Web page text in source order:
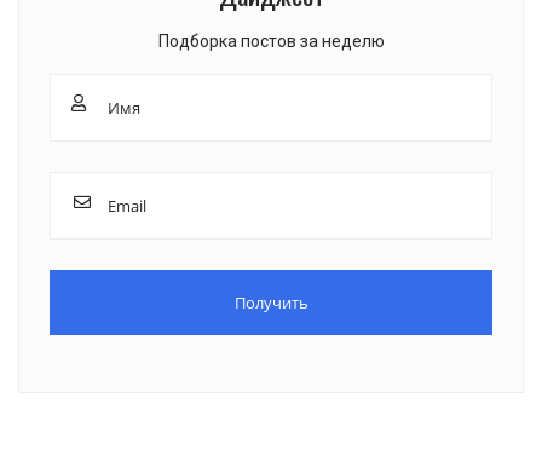
Подборка постов за неделю